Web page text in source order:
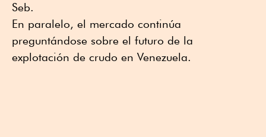
Seb.
En paralelo, el mercado continúa
preguntándose sobre el futuro de la
explotación de crudo en Venezuela.